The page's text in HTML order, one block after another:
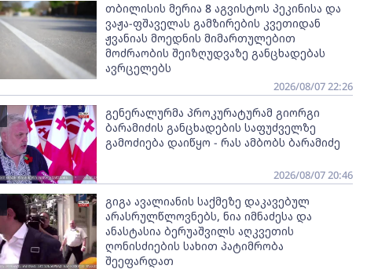
თბილისის მერია 8 აგვისტოს პეკინისა და
ვაჟა-ფშაველას გამზირების კვეთიდან
ჟვანიას მოედნის მიმართულებით
მოძრაობის შეიზღუდვაზე განცხადებას
ავრცელებს
2026/08/07 22:26
გენერალურმა პროკურატურამ გიორგი
ბარამიძის განცხადების საფუძველზე
გამოძიება დაიწყო - რას ამბობს ბარამიძე
2026/08/07 20:46
გიგა ავალიანის საქმეზე დაკავებულ
არასრულწლოვნებს, ნია იმნაძესა და
ანასტასია ბერუაშვილს აღკვეთის
ღონისძიების სახით პატიმრობა
შეეფარდათ